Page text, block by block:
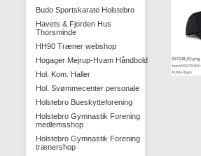
Budo Sportskarate Holstebro
Havets & Fjorden Hus
Thorsminde
HH90 Træner webshop
Hogager Mejrup-Hvam Håndbold
Hol. Kom. Haller
Hol. Svømmecenter personale
Holstebro Bueskytteforening
Holstebro Gymnastik Forening
medlemsshop
Holstebro Gymnastik Forening
trænershop